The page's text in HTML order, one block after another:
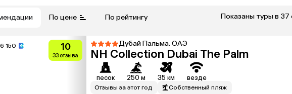
По цене По рейтингу Показаны туры в 37
150 10
33 отзыва
Дубай Пальма, ОАЭ
NH Collection Dubai The Palm
песок 250 м 35 км везде
Отзывы за этот год Собственный пляж